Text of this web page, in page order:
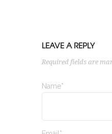
LEAVE A REPLY
Required fields are
Name*